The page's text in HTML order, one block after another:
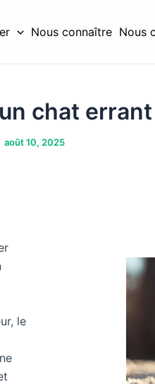
Nous connaître Nous
chat errant
août 10, 2025
le